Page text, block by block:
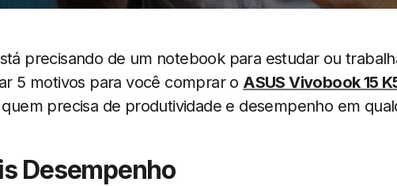
precisando de um notebook para estudar ou
5 motivos para você comprar o ASUS Vivobook 15
precisa de produtividade e desempenho em
Desempenho